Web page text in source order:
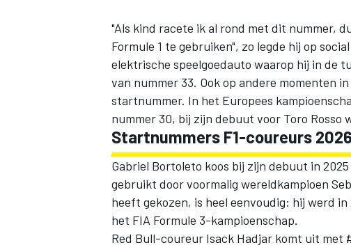
"Als kind racete ik al rond met dit nummer,
Formule 1 te gebruiken", zo legde hij op
elektrische speelgoedauto waarop hij in de
van nummer 33. Ook op andere momenten
startnummer. In het Europees
nummer 30, bij zijn debuut voor Toro Rosso
Startnummers F1-coureurs
Gabriel Bortoleto koos bij zijn debuut in
gebruikt door voormalig wereldkampioen
heeft gekozen, is heel eenvoudig: hij werd
het FIA Formule 3-kampioenschap.
Red Bull-coureur Isack Hadjar komt uit met